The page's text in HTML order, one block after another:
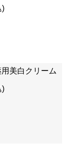
)
美白クリーム
)